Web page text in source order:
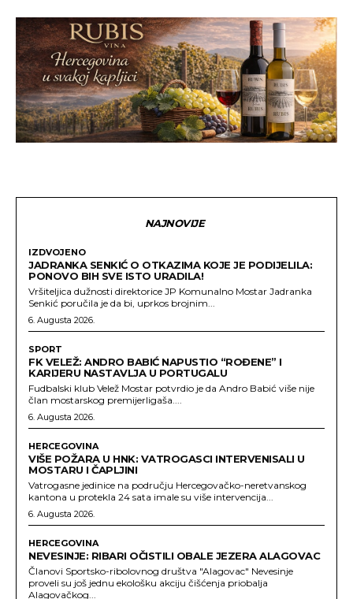
NAJNOVIJE
IZDVOJENO
JADRANKA SENKIĆ O OTKAZIMA KOJE JE PODIJELILA:
PONOVO BIH SVE ISTO URADILA!
Vršiteljica dužnosti direktorice JP Komunalno Mostar Jadranka
Senkić poručila je da bi, uprkos brojnim...
6. Augusta 2026.
SPORT
FK VELEŽ: ANDRO BABIĆ NAPUSTIO “ROĐENE” I
KARIJERU NASTAVLJA U PORTUGALU
Fudbalski klub Velež Mostar potvrdio je da Andro Babić više nije
član mostarskog premijerligaša....
6. Augusta 2026.
HERCEGOVINA
VIŠE POŽARA U HNK: VATROGASCI INTERVENISALI U
MOSTARU I ČAPLJINI
Vatrogasne jedinice na području Hercegovačko-neretvanskog
kantona u protekla 24 sata imale su više intervencija...
6. Augusta 2026.
HERCEGOVINA
NEVESINJE: RIBARI OČISTILI OBALE JEZERA ALAGOVAC
Članovi Sportsko-ribolovnog društva "Alagovac" Nevesinje
proveli su još jednu ekološku akciju čišćenja priobalja
Alagovačkog...